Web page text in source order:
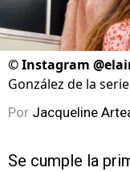
©Instagram
González de la
Por Jacqueline
Se cumple la